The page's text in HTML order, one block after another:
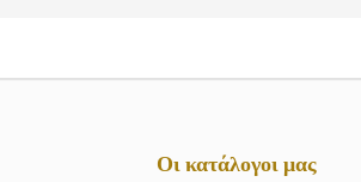
Οι κατάλογοι μας